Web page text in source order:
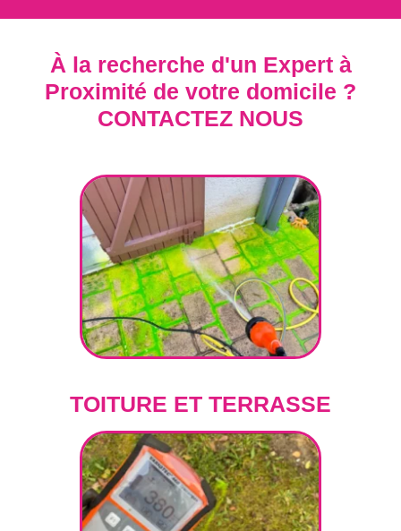
À la recherche d'un Expert à
Proximité de votre domicile ?
CONTACTEZ NOUS
TOITURE ET TERRASSE